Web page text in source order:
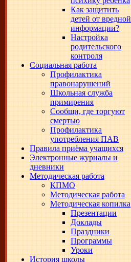
Как защитить
детей от вредной
информации?
Настройка
родительского
контроля
Социальная работа
Профилактика
правонарушений
Школьная служба
примирения
Сообщи, где торгуют
смертью
Профилактика
употребления ПАВ
Правила приёма учащихся
Электронные журналы и
дневники
Методическая работа
КПМО
Методическая работа
Методическая копилка
Презентации
Доклады
Праздники
Программы
Уроки
История школы